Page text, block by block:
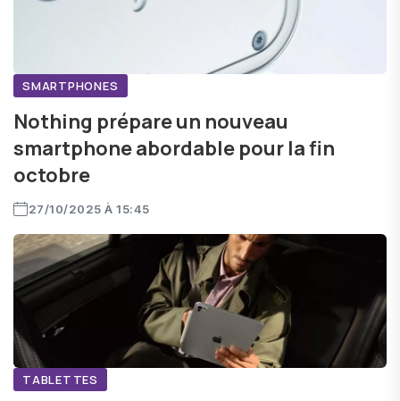
SMARTPHONES
Nothing prépare un nouveau
smartphone abordable pour la fin
octobre
27/10/2025 À 15:45
TABLETTES